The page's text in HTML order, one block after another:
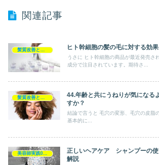
関連記事
髪質改善とヘアの疑問 ヒト幹細胞の髪の毛に対する効
うさに ヒト幹細胞の商品が最近発売さ
成分で注目されています。期待さ...
44.年齢と共にうねりが気になる
すか？
結論で言うと 毛穴の変形、毛穴の皮脂
基本的に...
正しいヘアケア シャンプーの使
解説